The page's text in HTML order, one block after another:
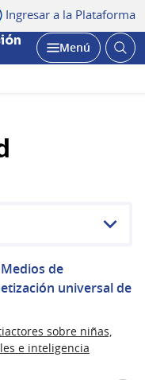
Ingresar a la Plataforma
Abrir
Menú
de
universal de
sobre niñas,
e inteligencia